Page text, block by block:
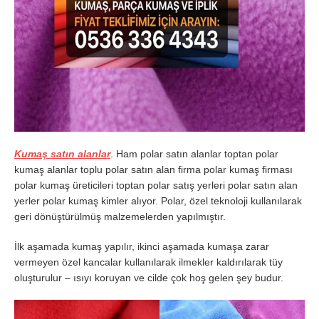
Kumaş satın alanlar. Ham polar satın alanlar toptan polar
kumaş alanlar toplu polar satın alan firma polar kumaş firması
polar kumaş üreticileri toptan polar satış yerleri polar satın alan
yerler polar kumaş kimler alıyor. Polar, özel teknoloji kullanılarak
geri dönüştürülmüş malzemelerden yapılmıştır.
İlk aşamada kumaş yapılır, ikinci aşamada kumaşa zarar
vermeyen özel kancalar kullanılarak ilmekler kaldırılarak tüy
oluşturulur – ısıyı koruyan ve cilde çok hoş gelen şey budur.